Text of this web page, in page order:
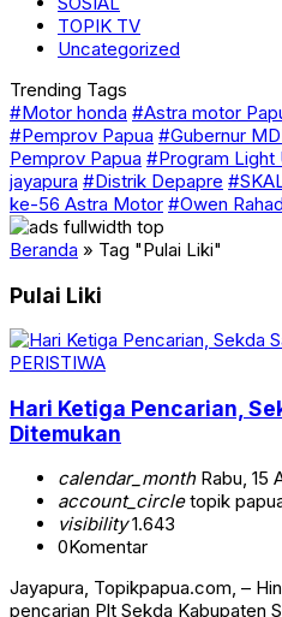
TOPIK TV
Uncategorized
Trending Tags
#Motor honda #Astra motor
#Pemprov Papua #Gubernur
Pemprov Papua #Program Light
jayapura #Distrik Depapre
ke-56 Astra Motor #Owen
Beranda » Tag "Pulai Liki"
Pulai Liki
PERISTIWA
Hari Ketiga Pencarian,
Ditemukan
calendar_monthRabu, 15
account_circletopik
visibility1.643
0Komentar
Jayapura, Topikpapua.com, –
pencarian Plt Sekda Kabupaten